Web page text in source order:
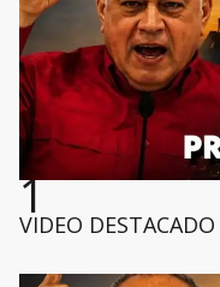
1
VIDEO DESTACADO